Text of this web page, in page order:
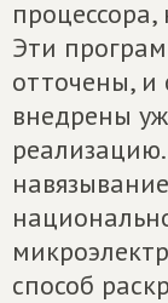
Эти
отточены, и
внедрены
способ